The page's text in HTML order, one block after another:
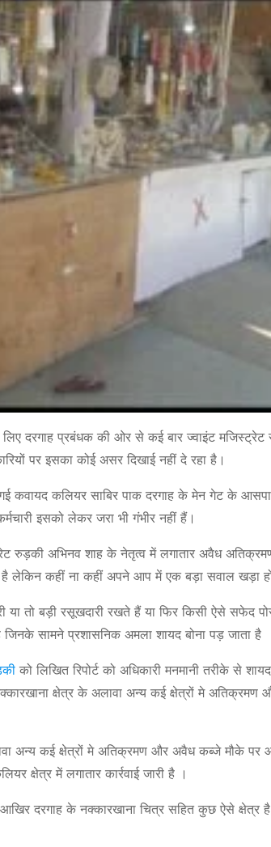
दरगाह प्रबंधक की ओर से कई बार ज्वाइंट मजिस्ट्रेट
पर इसका कोई असर दिखाई नहीं दे रहा है।
कलियर साबिर पाक दरगाह के मेन गेट के आसपास
इसको लेकर जरा भी गंभीर नहीं हैं।
रुड़की अभिनव शाह के नेतृत्व में लगातार अवैध
है लेकिन कहीं ना कहीं अपने आप में एक बड़ा सवाल खड़ा
तो बड़ी रसूखदारी रखते हैं या फिर किसी ऐसे सफेद
सामने प्रशासनिक अमला शायद बोना पड़ जाता है
को लिखित रिपोर्ट को अधिकारी मनमानी तरीके से
क्षेत्र के अलावा अन्य कई क्षेत्रों मे
अन्य कई क्षेत्रों मे अतिक्रमण और अवैध कब्जे मौके पर
क्षेत्र में लगातार कार्रवाई जारी है ।
दरगाह के नक्कारखाना चित्र सहित कुछ ऐसे क्षेत्र